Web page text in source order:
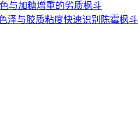
与加糖增重的劣质枫斗
泽与胶质粘度快速识别陈霉枫斗